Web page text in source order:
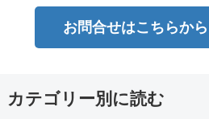
お問合せはこちらから
カテゴリー別に読む